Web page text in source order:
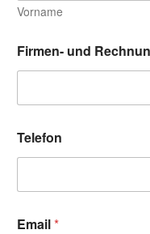
Vorname
Firmen- und
Telefon
Email*